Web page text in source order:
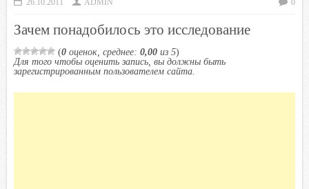
26.10.2011 ADMIN 0
Зачем понадобилось это исследование
(0 оценок, среднее: 0,00 из 5)
Для того чтобы оценить запись, вы должны быть
зарегистрированным пользователем сайта.